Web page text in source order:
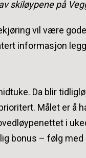
skiløypene på
vil være gode
informasjon
Da blir
Målet er å
i
bonus – følg